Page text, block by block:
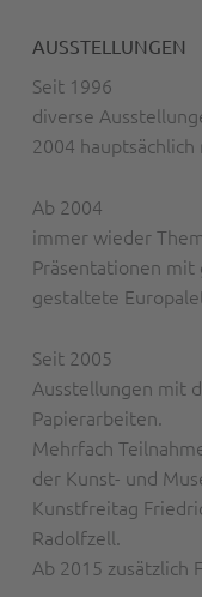
AUSSTELLUNGEN
Seit 1996
diverse
2004
Ab 2004
immer wieder
Präsentationen
gestaltete
Seit 2005
Ausstellungen mit
Papierarbeiten.
Mehrfach
der Kunst- und
Kunstfreitag
Radolfzell.
Ab 2015 zusätzlich